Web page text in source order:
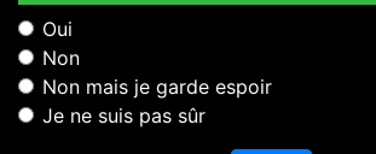
Oui
Non
Non mais je garde espoir
Je ne suis pas sûr